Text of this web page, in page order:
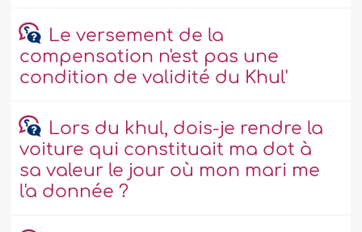
Le versement de la
compensation n'est pas une
condition de validité du Khul'
Lors du khul, dois-je rendre la
voiture qui constituait ma dot à
sa valeur le jour où mon mari me
l'a donnée ?